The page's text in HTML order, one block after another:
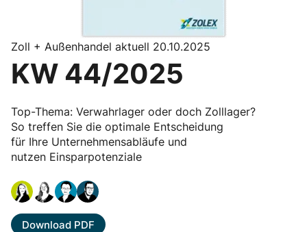
Zoll + Außenhandel aktuell 20.10.2025
KW 44/2025
Top-Thema: Verwahrlager oder doch Zolllager?
So treffen Sie die optimale Entscheidung
für Ihre Unternehmensabläufe und
nutzen Einsparpotenziale
Download PDF